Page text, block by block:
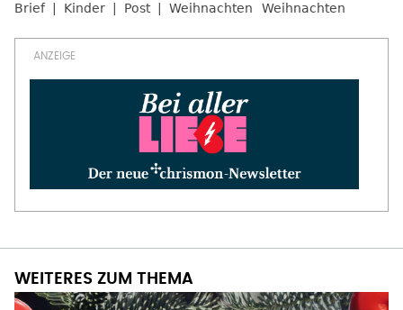
Brief Kinder Post Weihnachten Weihnachten
WEITERES ZUM THEMA